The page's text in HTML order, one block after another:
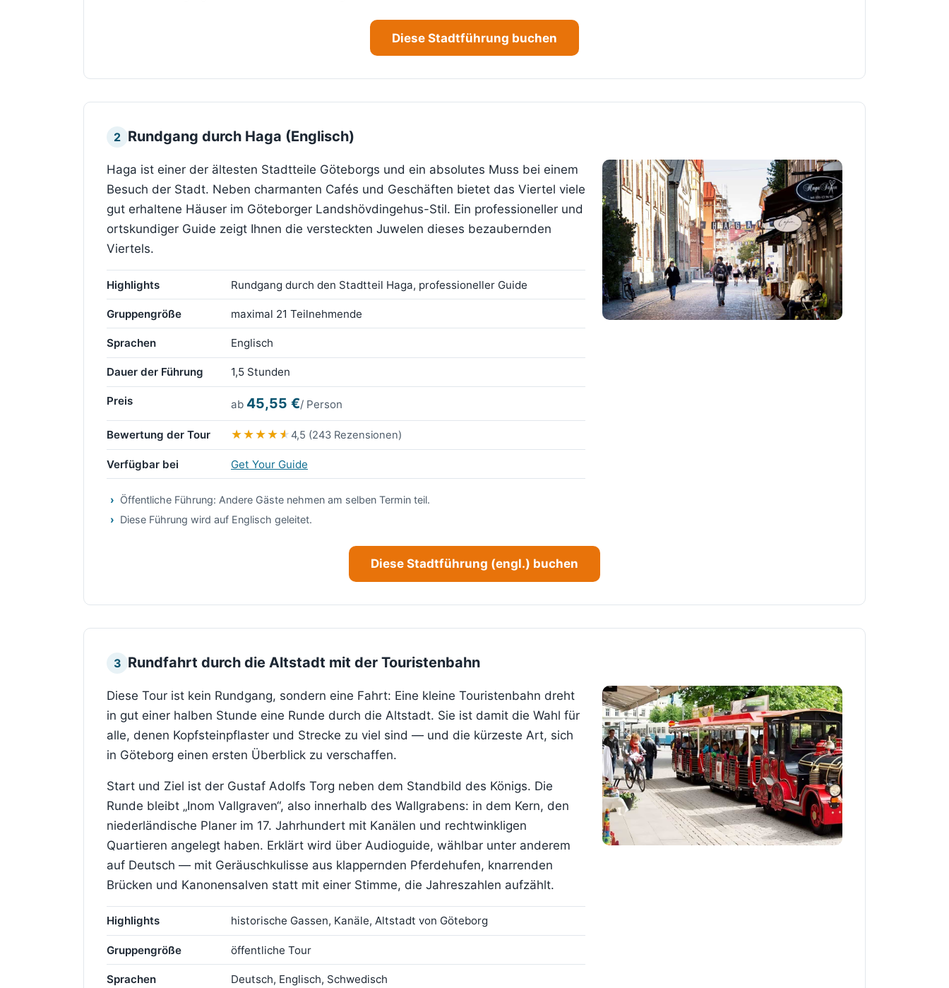
Diese Stadtführung buchen
2 Rundgang durch Haga (Englisch)
Haga ist einer der ältesten Stadtteile Göteborgs und ein absolutes Muss bei einem
Besuch der Stadt. Neben charmanten Cafés und Geschäften bietet das Viertel viele
gut erhaltene Häuser im Göteborger Landshövdingehus-Stil. Ein professioneller und
ortskundiger Guide zeigt Ihnen die versteckten Juwelen dieses bezaubernden
Viertels.
Highlights Rundgang durch den Stadtteil Haga, professioneller Guide
Gruppengröße maximal 21 Teilnehmende
Sprachen Englisch
Dauer der Führung 1,5 Stunden
Preis ab 45,55 €/ Person
Bewertung der Tour 4,5 (243 Rezensionen)
Verfügbar bei Get Your Guide
Öffentliche Führung: Andere Gäste nehmen am selben Termin teil.
Diese Führung wird auf Englisch geleitet.
Diese Stadtführung (engl.) buchen
3 Rundfahrt durch die Altstadt mit der Touristenbahn
Diese Tour ist kein Rundgang, sondern eine Fahrt: Eine kleine Touristenbahn dreht
in gut einer halben Stunde eine Runde durch die Altstadt. Sie ist damit die Wahl für
alle, denen Kopfsteinpflaster und Strecke zu viel sind — und die kürzeste Art, sich
in Göteborg einen ersten Überblick zu verschaffen.
Start und Ziel ist der Gustaf Adolfs Torg neben dem Standbild des Königs. Die
Runde bleibt „Inom Vallgraven“, also innerhalb des Wallgrabens: in dem Kern, den
niederländische Planer im 17. Jahrhundert mit Kanälen und rechtwinkligen
Quartieren angelegt haben. Erklärt wird über Audioguide, wählbar unter anderem
auf Deutsch — mit Geräuschkulisse aus klappernden Pferdehufen, knarrenden
Brücken und Kanonensalven statt mit einer Stimme, die Jahreszahlen aufzählt.
Highlights historische Gassen, Kanäle, Altstadt von Göteborg
Gruppengröße öffentliche Tour
Sprachen Deutsch, Englisch, Schwedisch